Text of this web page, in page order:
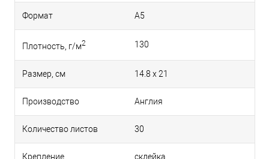
Формат A5
Плотность, г/м2 130
Размер, см 14.8 х 21
Производство Англия
Количество листов 30
Крепление склейка